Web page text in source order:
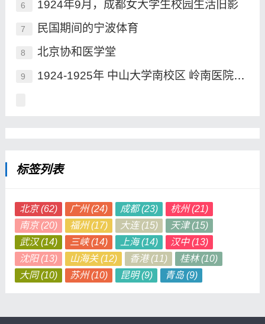
6 1924年9月，成都女大学生校园生活旧影
7 民国期间的宁波体育
8 北京协和医学堂
9 1924-1925年 中山大学南校区 岭南医院老照片
标签列表
北京(62) 广州(24) 成都(23) 杭州(21)
南京(20) 福州(17) 大连(15) 天津(15)
武汉(14) 三峡(14) 上海(14) 汉中(13)
沈阳(13) 山海关(12) 香港(11) 桂林(10)
大同(10) 苏州(10) 昆明(9) 青岛(9)